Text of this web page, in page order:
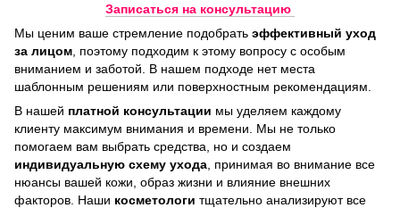
Записаться на консультацию
Мы ценим ваше стремление подобрать эффективный уход
за лицом , поэтому подходим к этому вопросу с особым
вниманием и заботой. В нашем подходе нет места
шаблонным решениям или поверхностным рекомендациям.
В нашей платной консультации мы уделяем каждому
клиенту максимум внимания и времени. Мы не только
помогаем вам выбрать средства, но и создаем
индивидуальную схему ухода , принимая во внимание все
нюансы вашей кожи, образ жизни и влияние внешних
факторов. Наши косметологи тщательно анализируют все